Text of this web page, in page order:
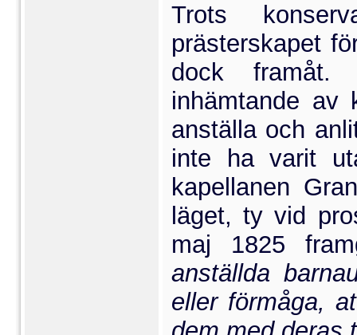
Trots
prästerskapet
dock framåt.
inhämtande av
anställa och
inte ha varit
kapellanen
läget, ty vid
maj 1825
anställda
eller förmåga,